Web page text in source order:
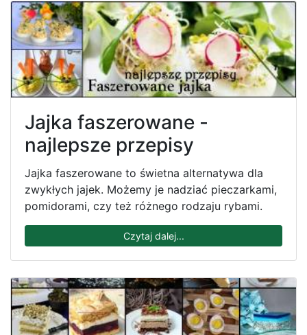
Jajka faszerowane -
najlepsze przepisy
Jajka faszerowane to świetna alternatywa dla
zwykłych jajek. Możemy je nadziać pieczarkami,
pomidorami, czy też różnego rodzaju rybami.
Czytaj dalej...